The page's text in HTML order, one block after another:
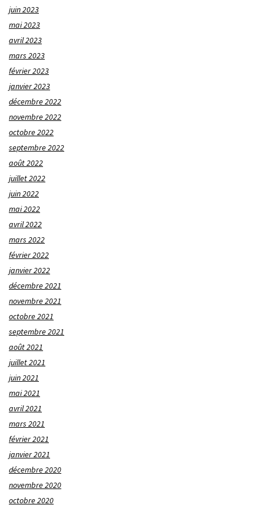
juin 2023
mai 2023
avril 2023
mars 2023
février 2023
janvier 2023
décembre 2022
novembre 2022
octobre 2022
septembre 2022
août 2022
juillet 2022
juin 2022
mai 2022
avril 2022
mars 2022
février 2022
janvier 2022
décembre 2021
novembre 2021
octobre 2021
septembre 2021
août 2021
juillet 2021
juin 2021
mai 2021
avril 2021
mars 2021
février 2021
janvier 2021
décembre 2020
novembre 2020
octobre 2020